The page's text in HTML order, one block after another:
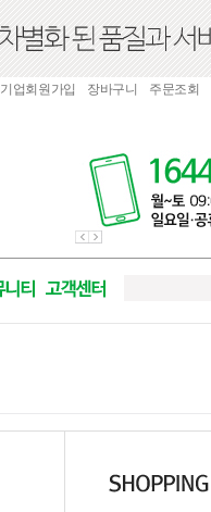
기업회원가입 장바구니 주문조회